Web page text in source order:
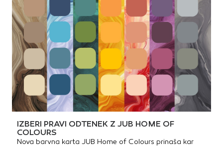
IZBERI PRAVI ODTENEK Z JUB HOME OF
COLOURS
Nova barvna karta JUB Home of Colours prinaša kar